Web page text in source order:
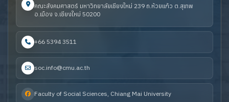
คณะสังคมศาสตร์ มหาวิทยาลัยเชียงใหม่ 239 ถ.ห้วยแก้ว ต.สุเทพ
อ.เมือง จ.เชียงใหม่ 50200
+66 5394 3511
soc.info@cmu.ac.th
Faculty of Social Sciences, Chiang Mai University